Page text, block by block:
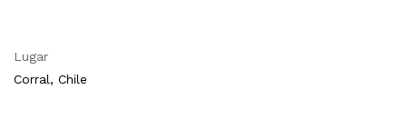
Lugar
Corral, Chile